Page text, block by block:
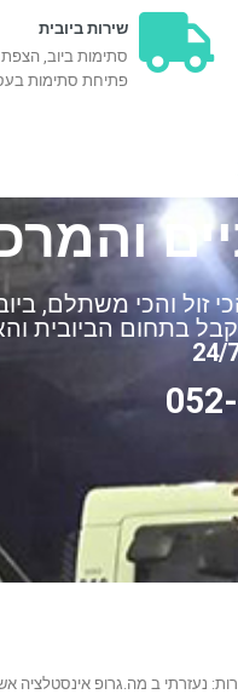
שירות ביובית
סתימות ביוב,
פתיחת סתימות
זול והכי משתלם,
בתחום הביובית
נעזרתי ב מה.גרופ אינסטלציה